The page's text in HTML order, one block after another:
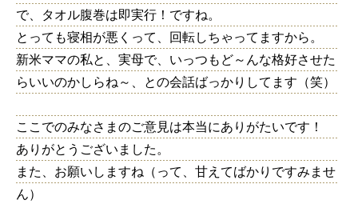
で、タオル腹巻は即実行！ですね。
とっても寝相が悪くって、回転しちゃってますから。
新米ママの私と、実母で、いっつもど～んな格好させた
らいいのかしらね～、との会話ばっかりしてます（笑）
ここでのみなさまのご意見は本当にありがたいです！
ありがとうございました。
また、お願いしますね（って、甘えてばかりですみませ
ん）